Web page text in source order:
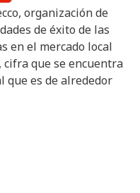
organización de
de éxito de las
en el mercado local
cifra que se encuentra
que es de alrededor